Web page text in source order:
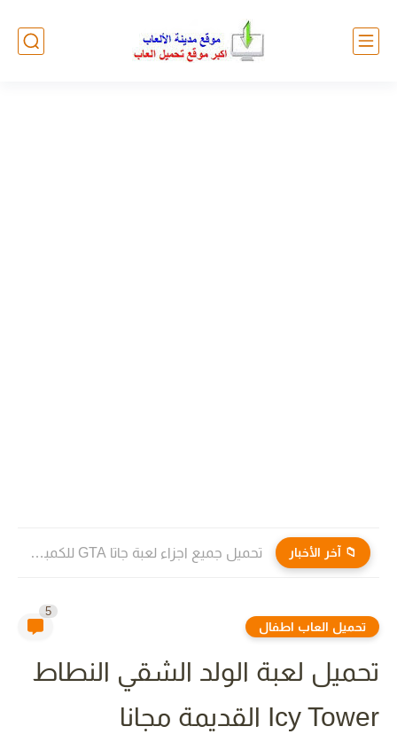
📁 آخر الأخبار تحميل جميع اجزاء لعبة جاتا GTA للكمبيوتر والاندرويد برابط مباشر...
تحميل العاب اطفال
5
تحميل لعبة الولد الشقي النطاط
Icy Tower القديمة مجانا